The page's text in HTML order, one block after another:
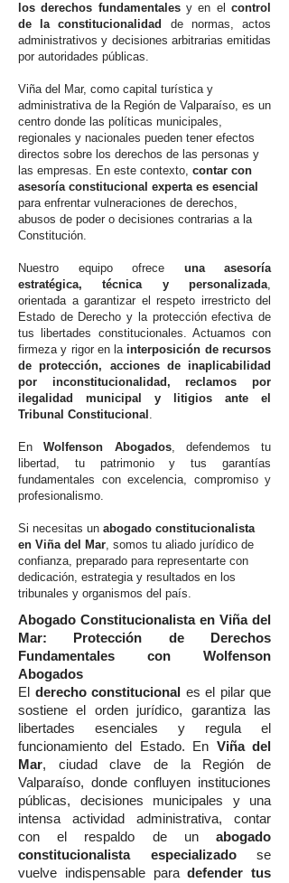
los derechos fundamentalesy en elcontrol
de la constitucionalidad
de normas, actos
administrativos y decisiones arbitrarias emitidas
por autoridades públicas.
Viña del Mar, como capital turística y
administrativa de la Región de Valparaíso, es un
centro donde las políticas municipales,
regionales y nacionales pueden tener efectos
directos sobre los derechos de las personas y
las empresas. En este contexto, contar con
asesoría constitucional experta es esencial
para enfrentar vulneraciones de derechos,
abusos de poder o decisiones contrarias a la
Constitución.
Nuestro equipo ofrece una asesoría
estratégica, técnica y personalizada,
orientada a garantizar el respeto irrestricto del
Estado de Derecho y la protección efectiva de
tus libertades constitucionales. Actuamos con
firmeza y rigor en la interposición de recursos
de protección, acciones de inaplicabilidad
por inconstitucionalidad, reclamos por
ilegalidad municipal y litigios ante el
Tribunal Constitucional .
EnWolfenson Abogados, defendemos tu
libertad, tu patrimonio y tus garantías
fundamentales con excelencia, compromiso y
profesionalismo.
Si necesitas un abogado constitucionalista
en Viña del Mar, somos tu aliado jurídico de
confianza, preparado para representarte con
dedicación, estrategia y resultados en los
tribunales y organismos del país.
Abogado Constitucionalista en Viña del
Mar: Protección de Derechos
Fundamentales con Wolfenson
Abogados
El derecho constitucional es el pilar que
sostiene el orden jurídico, garantiza las
libertades esenciales y regula el
funcionamiento del Estado. En Viña del
Mar, ciudad clave de la Región de
Valparaíso, donde confluyen instituciones
públicas, decisiones municipales y una
intensa actividad administrativa, contar
con el respaldo de un abogado
constitucionalista especializadose
vuelve indispensable paradefender tus